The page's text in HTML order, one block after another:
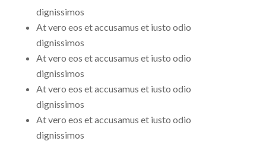
dignissimos
At vero eos et accusamus et iusto odio
dignissimos
At vero eos et accusamus et iusto odio
dignissimos
At vero eos et accusamus et iusto odio
dignissimos
At vero eos et accusamus et iusto odio
dignissimos